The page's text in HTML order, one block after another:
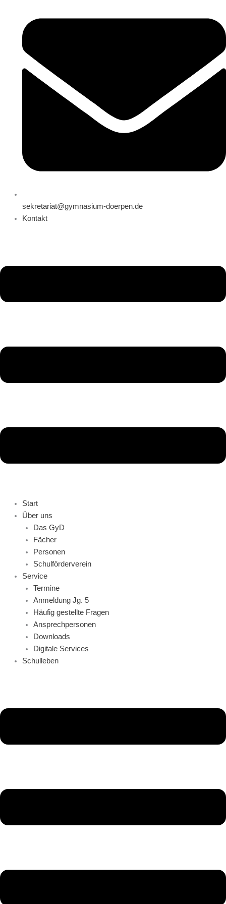
sekretariat@gymnasium-doerpen.de
Kontakt
Start
Über uns
Das GyD
Fächer
Personen
Schulförderverein
Service
Termine
Anmeldung Jg. 5
Häufig gestellte Fragen
Ansprechpersonen
Downloads
Digitale Services
Schulleben